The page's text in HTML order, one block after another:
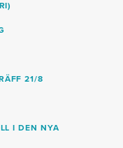
21/8
I DEN NYA